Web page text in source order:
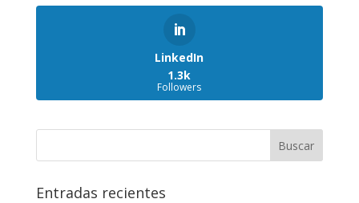
LinkedIn
1.3k
Followers
Entradas recientes